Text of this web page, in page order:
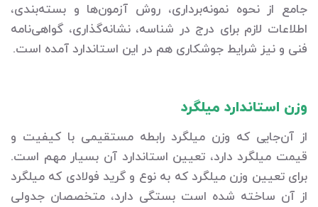
جامع از نحوه نمونه‌‌برداری، روش آزمون‌‌ها و بسته‌بندی،
اطلاعات لازم برای درج در شناسه، نشانه‌‌گذاری، گواهی‌نامه
فنی و نیز شرایط جوشکاری هم در این استاندارد آمده است.
وزن استاندارد میلگرد
از آن‌جایی که وزن میلگرد رابطه مستقیمی با کیفیت و
قیمت میلگرد دارد، تعیین استاندارد آن بسیار مهم است.
برای تعیین وزن میلگرد که به نوع و گرید فولادی که میلگرد
از آن ساخته شده است بستگی دارد، متخصصان جدولی